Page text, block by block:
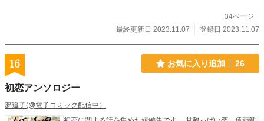
婚姻生活ショート漫画です。 癒しの推し：よくペットショッ
プへと通う美波華恋。そんな彼女の推しは―――
34ページ
最終更新日 2023.11.07
登録日 2023.11.07
16 お気に入り追加 26
初恋アンソロジー
夢追子(@電子コミック配信中）